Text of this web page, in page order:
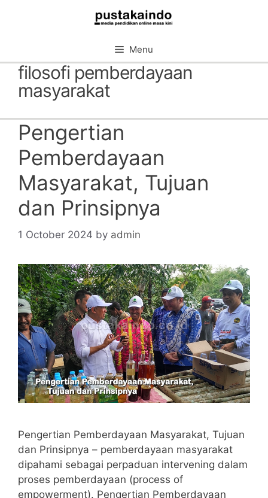
Menu
filosofi pemberdayaan
masyarakat
Pengertian
Pemberdayaan
Masyarakat, Tujuan
dan Prinsipnya
1 October 2024 by admin
Pengertian Pemberdayaan Masyarakat, Tujuan
dan Prinsipnya – pemberdayaan masyarakat
dipahami sebagai perpaduan intervening dalam
proses pemberdayaan (process of
empowerment). Pengertian Pemberdayaan